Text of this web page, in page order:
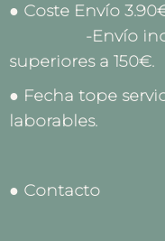
● Coste Envío
-Envío
superiores a 150€.
● Fecha tope
laborables.
● Contacto